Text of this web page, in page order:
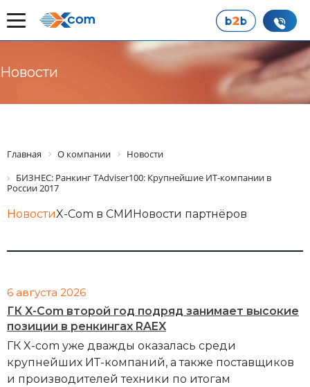
Новости
Главная О компании
Новости
БИЗНЕС: Ранкинг TAdviser100: Крупнейшие ИТ-компании в
России 2017
НовостиX-Com в СМИНовости партнёров
6 августа 2026
ГК X-Com второй год подряд занимает высокие
позиции в ренкингах RAEX
ГК X-com уже дважды оказалась среди
крупнейших ИТ-компаний, а также поставщиков
и производителей техники по итогам